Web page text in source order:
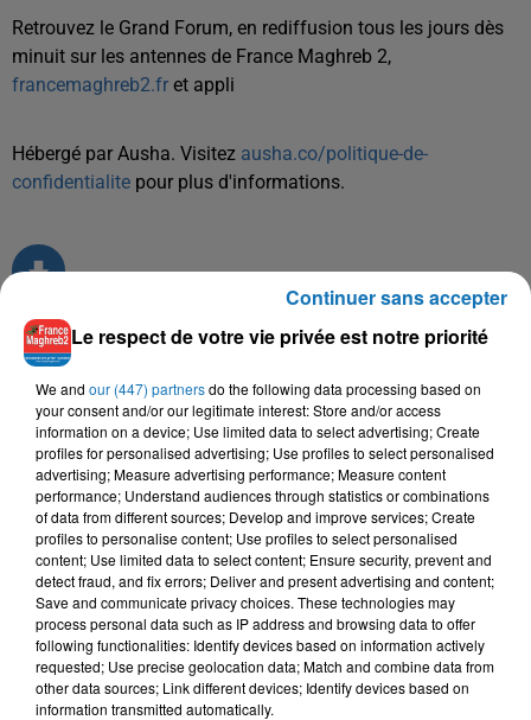
Retrouvez le Grand Forum, en rediffusion tous les jours dès
minuit sur les antennes de France Maghreb 2,
francemaghreb2.fr et appli
Hébergé par Ausha. Visitez ausha.co/politique-de-
confidentialite pour plus d'informations.
TITRES DIFFUSÉS
7h38
7h38
SAID SENHAJI
Aicha
7h34
7h34
YOSRA MAHNOUCH
Ghanou Maana
7h31
7h31
AMINE BABYLONE
Babour
Le respect de votre vie privée est notre priorité
We and our (447) partnersdo the following data processing based on
your consent and/or our legitimate interest: Store and/or access
information on a device; Use limited data to select advertising; Create
profiles for personalised advertising; Use profiles to select personalised
advertising; Measure advertising performance; Measure content
performance; Understand audiences through statistics or combinations
of data from different sources; Develop and improve services; Create
profiles to personalise content; Use profiles to select personalised
content; Use limited data to select content; Ensure security, prevent and
detect fraud, and fix errors; Deliver and present advertising and content;
Save and communicate privacy choices. These technologies may
process personal data such as IP address and browsing data to offer
following functionalities: Identify devices based on information actively
requested; Use precise geolocation data; Match and combine data from
other data sources; Link different devices; Identify devices based on
information transmitted automatically.
Continuer sans accepter